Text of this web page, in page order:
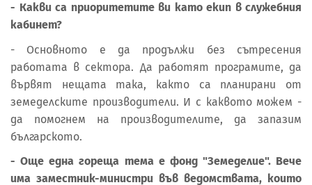
- Какви са приоритетите ви като екип в служебния
кабинет?
- Основното е да продължи без сътресения
работата в сектора. Да работят програмите, да
вървят нещата така, както са планирани от
земеделските производители. И с каквото можем -
да помогнем на производителите, да запазим
българското.
- Още една гореща тема е фонд "Земеделие". Вече
има заместник-министри във ведомствата, които